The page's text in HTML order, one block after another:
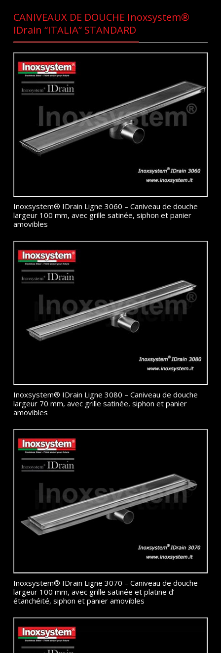
CANIVEAUX DE DOUCHE Inoxsystem®
IDrain “ITALIA” STANDARD
Inoxsystem® IDrain Ligne 3060 – Caniveau de douche
largeur 100 mm, avec grille satinée, siphon et panier
amovibles
Inoxsystem® IDrain Ligne 3080 – Caniveau de douche
largeur 70 mm, avec grille satinée, siphon et panier
amovibles
Inoxsystem® IDrain Ligne 3070 – Caniveau de douche
largeur 100 mm, avec grille satinée et platine d’
étanchéité, siphon et panier amovibles